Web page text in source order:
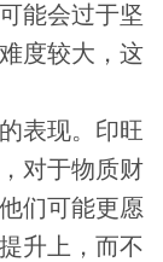
能会过于坚
度较大，这
表现。印旺
对于物质财
们可能更愿
升上，而不